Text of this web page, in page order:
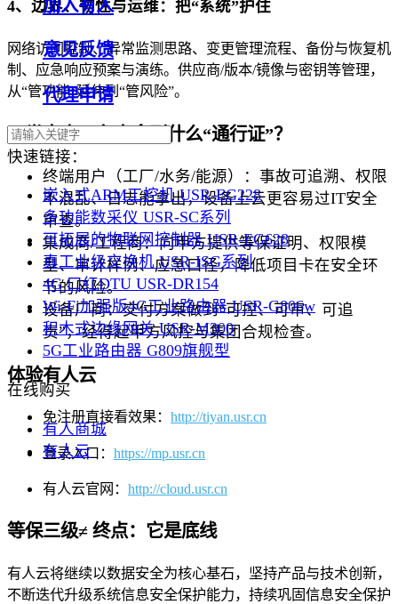
加入有人
意见反馈
代理申请
快速链接：
嵌入式ARM工控机 USR-EG228
多功能数采仪 USR-SC系列
可拓展的物联网控制器 USR-EG628
真工业级交换机 USR-ISG系列
4G 口红DTU USR-DR154
Wi-Fi加强版4G工业路由器 USR-G806w
积木式边缘网关 USR-M300
5G工业路由器 G809旗舰型
在线购买
有人商城
有人云
4、边界、韧性与运维：把“系统”护住
网络访问控制、异常监测思路、变更管理流程、备份与恢复机
制、应急响应预案与演练。供应商/版本/镜像与密钥等管理，
从“管功能”延伸到“管风险”。
三类客户，各自拿到什么“通行证”？
终端用户（工厂/水务/能源）：事故可追溯、权限
不混乱、日志能拿出，设备上云更容易过IT安全
审查。
集成商/工程商：向甲方提供等保证明、权限模
型、审计样例、应急口径，降低项目卡在安全环
节的风险。
设备厂商：交付方案做到“可控、可审、可追
责”，经得起甲方风控与集团合规检查。
体验有人云
免注册直接看效果： http://tiyan.usr.cn
登录入口： https://mp.usr.cn
有人云官网： http://cloud.usr.cn
等保三级≠ 终点：它是底线
有人云将继续以数据安全为核心基石，坚持产品与技术创新，
不断迭代升级系统信息安全保护能力，持续巩固信息安全保护